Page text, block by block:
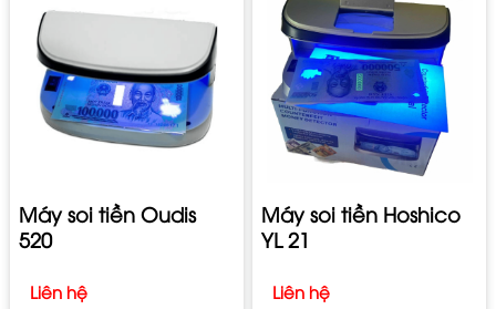
Máy soi tiền Oudis
520
Liên hệ
Máy soi tiền Hoshico
YL 21
Liên hệ